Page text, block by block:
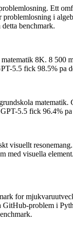
. Ett
problemlosning i
benchmark.
8K. 8 500
5.5 fick 98.5% pa
matematik.
GPT-5.5 fick 96.4% pa
visuellt resonemang.
med visuella element.
for
GitHub-problem i